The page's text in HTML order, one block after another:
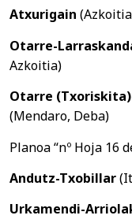
Atxurigain
Otarre-
Azkoitia)
Otarre
(Mendaro, Deba)
Planoa “nº Hoja 16
Andutz-Txobillar
Urkamendi-